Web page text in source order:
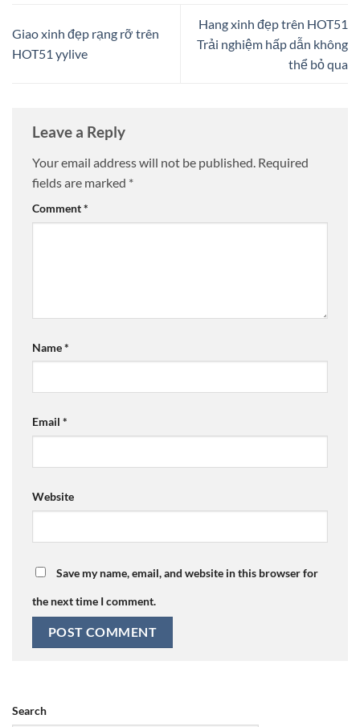
Giao xinh đẹp rạng rỡ trên
HOT51 yylive
Hang xinh đẹp trên HOT51
Trải nghiệm hấp dẫn không
thể bỏ qua
Leave a Reply
Your email address will not be published. Required
fields are marked *
Comment*
Name*
Email *
Website
Save my name, email, and website in this browser for
the next time I comment.
Search